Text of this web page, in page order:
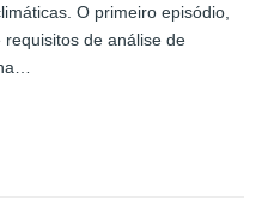
O primeiro episódio,
requisitos de análise de